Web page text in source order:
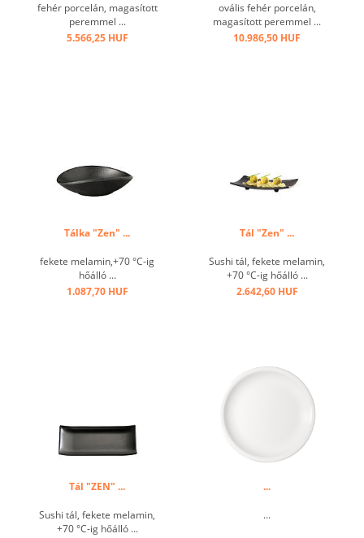
fehér porcelán, magasított
peremmel ...
5.566,25 HUF
ovális fehér porcelán,
magasított peremmel ...
10.986,50 HUF
Tálka "Zen" ...
fekete melamin,+70 °C-ig
hőálló ...
1.087,70 HUF
Tál "Zen" ...
Sushi tál, fekete melamin,
+70 °C-ig hőálló ...
2.642,60 HUF
Tál "ZEN" ...
Sushi tál, fekete melamin,
+70 °C-ig hőálló ...
...
...